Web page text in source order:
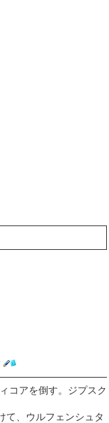
コアを倒す。ジプスク
て、ウルフェンシュタ